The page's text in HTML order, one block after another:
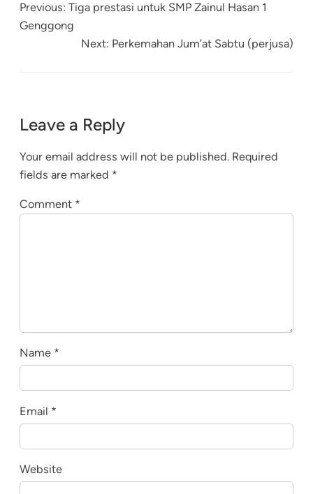
Previous: Tiga prestasi untuk SMP Zainul Hasan 1
Genggong
Next: Perkemahan Jum’at Sabtu (perjusa)
Leave a Reply
Your email address will not be published. Required
fields are marked *
Comment *
Name *
Email *
Website